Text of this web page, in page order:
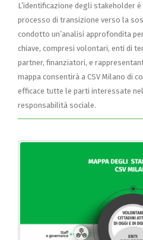
L’identificazione degli stakeholder
processo di transizione verso la
condotto un’analisi approfondita
chiave, compresi volontari, enti di
partner, finanziatori, e
mappa consentirà a CSV Milano di
efficace tutte le parti interessate
responsabilità sociale.